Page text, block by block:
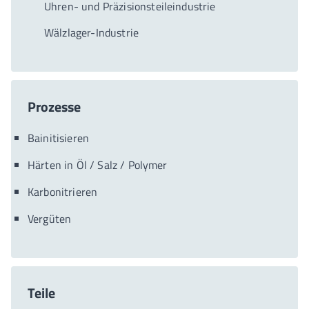
Uhren- und Präzisionsteileindustrie
Wälzlager-Industrie
Prozesse
Bainitisieren
Härten in Öl / Salz / Polymer
Karbonitrieren
Vergüten
Teile